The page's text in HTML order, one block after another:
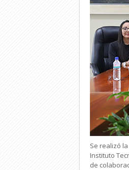
Se realizó
Instituto
de